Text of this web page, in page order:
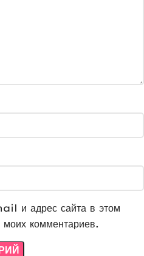
и адрес сайта в этом
комментариев.